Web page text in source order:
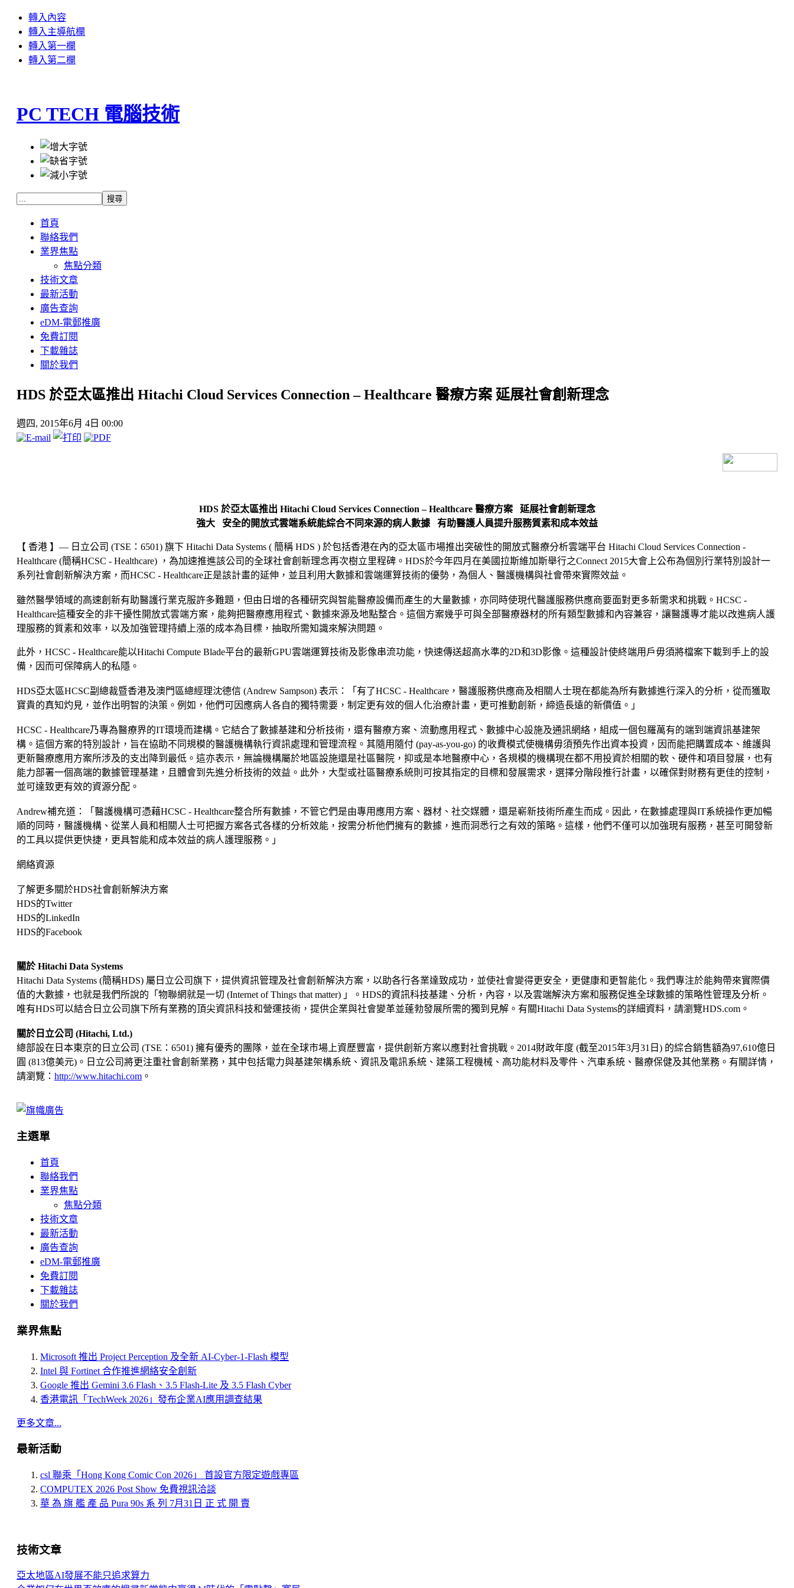
轉入內容
轉入主導航欄
轉入第一欄
轉入第二欄
PC TECH 電腦技術
首頁
聯絡我們
業界焦點
焦點分類
技術文章
最新活動
廣告查詢
eDM-電郵推廣
免費訂閱
下載雜誌
關於我們
HDS 於亞太區推出 Hitachi Cloud Services Connection – Healthcare 醫療方案 延展社會創新理念
週四, 2015年6月 4日 00:00
HDS 於亞太區推出 Hitachi Cloud Services Connection – Healthcare 醫療方案 延展社會創新理念
強大 安全的開放式雲端系統能綜合不同來源的病人數據 有助醫護人員提升服務質素和成本效益
【 香港 】— 日立公司 (TSE：6501) 旗下 Hitachi Data Systems ( 簡稱 HDS ) 於包括香港在內的亞太區市場推出突破性的開放式醫療分析雲端平台 Hitachi Cloud Services Connection -
Healthcare (簡稱HCSC - Healthcare) ，為加速推進該公司的全球社會創新理念再次樹立里程碑。HDS於今年四月在美國拉斯維加斯舉行之Connect 2015大會上公布為個別行業特別設計一
系列社會創新解決方案，而HCSC - Healthcare正是該計畫的延伸，並且利用大數據和雲端運算技術的優勢，為個人、醫護機構與社會帶來實際效益。
雖然醫學領域的高速創新有助醫護行業克服許多難題，但由日增的各種研究與智能醫療設備而產生的大量數據，亦同時使現代醫護服務供應商要面對更多新需求和挑戰。HCSC -
Healthcare這種安全的非干擾性開放式雲端方案，能夠把醫療應用程式、數據來源及地點整合。這個方案幾乎可與全部醫療器材的所有類型數據和內容兼容，讓醫護專才能以改進病人護
理服務的質素和效率，以及加強管理持續上漲的成本為目標，抽取所需知識來解決問題。
此外，HCSC - Healthcare能以Hitachi Compute Blade平台的最新GPU雲端運算技術及影像串流功能，快速傳送超高水準的2D和3D影像。這種設計使終端用戶毋須將檔案下載到手上的設
備，因而可保障病人的私隱。
HDS亞太區HCSC副總裁暨香港及澳門區總經理沈德信 (Andrew Sampson) 表示：「有了HCSC - Healthcare，醫護服務供應商及相關人士現在都能為所有數據進行深入的分析，從而獲取
寶貴的真知灼見，並作出明智的決策。例如，他們可因應病人各自的獨特需要，制定更有效的個人化治療計畫，更可推動創新，締造長遠的新價值。」
HCSC - Healthcare乃專為醫療界的IT環境而建構。它結合了數據基建和分析技術，還有醫療方案、流動應用程式、數據中心設施及通訊網絡，組成一個包羅萬有的端到端資訊基建架
構。這個方案的特別設計，旨在協助不同規模的醫護機構執行資訊處理和管理流程。其隨用隨付 (pay-as-you-go) 的收費模式使機構毋須預先作出資本投資，因而能把購置成本、維護與
更新醫療應用方案所涉及的支出降到最低。這亦表示，無論機構屬於地區設施還是社區醫院，抑或是本地醫療中心，各規模的機構現在都不用投資於相關的軟、硬件和項目發展，也有
能力部署一個高端的數據管理基建，且體會到先進分析技術的效益。此外，大型或社區醫療系統則可按其指定的目標和發展需求，選擇分階段推行計畫，以確保對財務有更佳的控制，
並可達致更有效的資源分配。
Andrew補充道：「醫護機構可憑藉HCSC - Healthcare整合所有數據，不管它們是由專用應用方案、器材、社交媒體，還是嶄新技術所產生而成。因此，在數據處理與IT系統操作更加暢
順的同時，醫護機構、從業人員和相關人士可把握方案各式各樣的分析效能，按需分析他們擁有的數據，進而洞悉行之有效的策略。這樣，他們不僅可以加強現有服務，甚至可開發新
的工具以提供更快捷，更具智能和成本效益的病人護理服務。」
網絡資源
了解更多關於HDS社會創新解決方案
HDS的Twitter
HDS的LinkedIn
HDS的Facebook
關於 Hitachi Data Systems
Hitachi Data Systems (簡稱HDS) 屬日立公司旗下，提供資訊管理及社會創新解決方案，以助各行各業達致成功，並使社會變得更安全，更健康和更智能化。我們專注於能夠帶來實際價
值的大數據，也就是我們所說的「物聯網就是一切 (Internet of Things that matter) 」。HDS的資訊科技基建、分析，內容，以及雲端解決方案和服務促進全球數據的策略性管理及分析。
唯有HDS可以結合日立公司旗下所有業務的頂尖資訊科技和營運技術，提供企業與社會變革並蓬勃發展所需的獨到見解。有關Hitachi Data Systems的詳細資料，請瀏覽HDS.com。
關於日立公司 (Hitachi, Ltd.)
總部設在日本東京的日立公司 (TSE：6501) 擁有優秀的團隊，並在全球市場上資歷豐富，提供創新方案以應對社會挑戰。2014財政年度 (截至2015年3月31日) 的綜合銷售額為97,610億日
圓 (813億美元)。日立公司將更注重社會創新業務，其中包括電力與基建架構系統、資訊及電訊系統、建築工程機械、高功能材料及零件、汽車系統、醫療保健及其他業務。有關詳情，
請瀏覽： http://www.hitachi.com。
主選單
首頁
聯絡我們
業界焦點
焦點分類
技術文章
最新活動
廣告查詢
eDM-電郵推廣
免費訂閱
下載雜誌
關於我們
業界焦點
Microsoft 推出 Project Perception 及全新 AI-Cyber-1-Flash 模型
Intel 與 Fortinet 合作推進網絡安全創新
Google 推出 Gemini 3.6 Flash、3.5 Flash-Lite 及 3.5 Flash Cyber
香港電訊「TechWeek 2026」發布企業AI應用調查結果
更多文章...
最新活動
csl 聯乘「Hong Kong Comic Con 2026」 首設官方限定遊戲專區
COMPUTEX 2026 Post Show 免費視訊洽談
華 為 旗 艦 產 品 Pura 90s 系 列 7月31日 正 式 開 賣
技術文章
亞太地區AI發展不能只追求算力